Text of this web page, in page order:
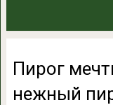
Пирог
нежный